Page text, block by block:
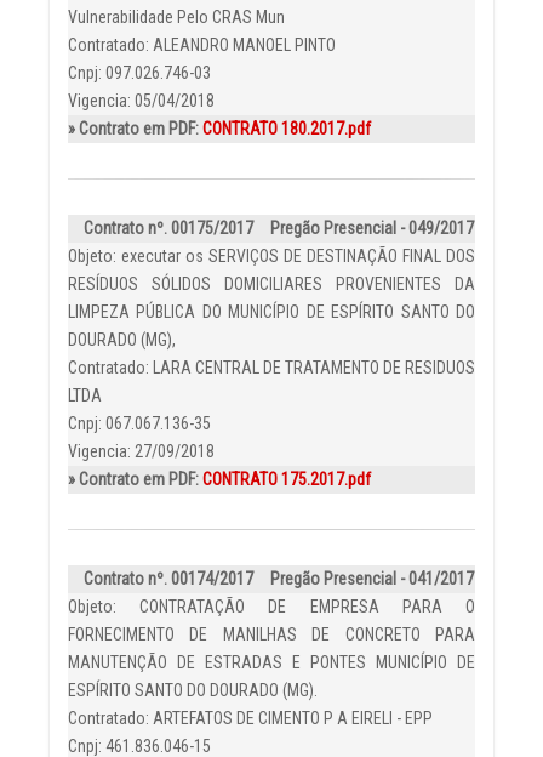
Vulnerabilidade Pelo CRAS Mun
Contratado: ALEANDRO MANOEL PINTO
Cnpj: 097.026.746-03
Vigencia: 05/04/2018
» Contrato em PDF:CONTRATO 180.2017.pdf
Contrato nº. 00175/2017
Pregão Presencial - 049/2017
Objeto: executar os SERVIÇOS DE DESTINAÇÃO FINAL DOS
RESÍDUOS SÓLIDOS DOMICILIARES PROVENIENTES DA
LIMPEZA PÚBLICA DO MUNICÍPIO DE ESPÍRITO SANTO DO
DOURADO (MG),
Contratado: LARA CENTRAL DE TRATAMENTO DE RESIDUOS
LTDA
Cnpj: 067.067.136-35
Vigencia: 27/09/2018
» Contrato em PDF:CONTRATO 175.2017.pdf
Contrato nº. 00174/2017
Pregão Presencial - 041/2017
Objeto: CONTRATAÇÃO DE EMPRESA PARA O
FORNECIMENTO DE MANILHAS DE CONCRETO PARA
MANUTENÇÃO DE ESTRADAS E PONTES MUNICÍPIO DE
ESPÍRITO SANTO DO DOURADO (MG).
Contratado: ARTEFATOS DE CIMENTO P A EIRELI - EPP
Cnpj: 461.836.046-15